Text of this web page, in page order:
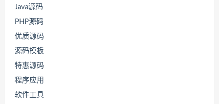
Java源码
PHP源码
优质源码
源码模板
特惠源码
程序应用
软件工具